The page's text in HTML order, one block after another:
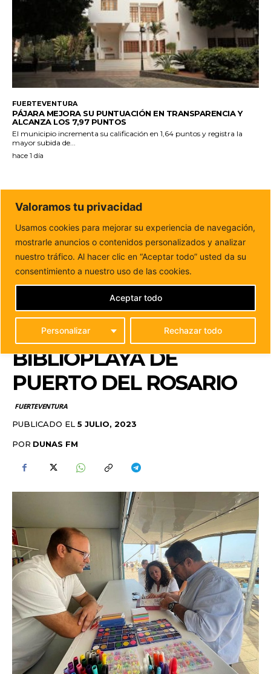
FUERTEVENTURA
PÁJARA MEJORA SU PUNTUACIÓN EN TRANSPARENCIA Y
ALCANZA LOS 7,97 PUNTOS
El municipio incrementa su calificación en 1,64 puntos y registra la
mayor subida de...
hace 1 día